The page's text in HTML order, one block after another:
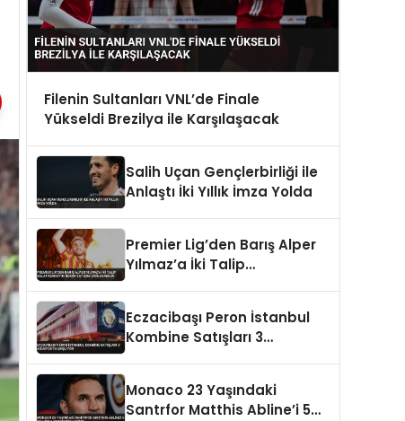
Filenin Sultanları VNL’de Finale
Yükseldi Brezilya ile Karşılaşacak
Salih Uçan Gençlerbirliği ile
Anlaştı İki Yıllık İmza Yolda
Premier Lig’den Barış Alper
Yılmaz’a İki Talip
Eczacibaşı Peron İstanbul
Kombine Satışları 3
Monaco 23 Yaşındaki
Santrfor Matthis Abline’i 5